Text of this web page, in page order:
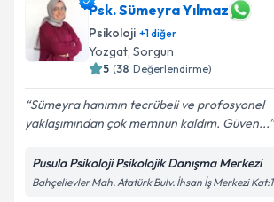
Psk. Sümeyra Yılmaz
Psikoloji +1diğer
Yozgat, Sorgun
5 (38 Değerlendirme)
Sümeyra hanımın tecrübeli ve profosyonel
yaklaşımından çok memnun kaldım. Güven...
Pusula Psikoloji Psikolojik Danışma Merkezi
Bahçelievler Mah. Atatürk Bulv. İhsan İş Merkezi Kat:1